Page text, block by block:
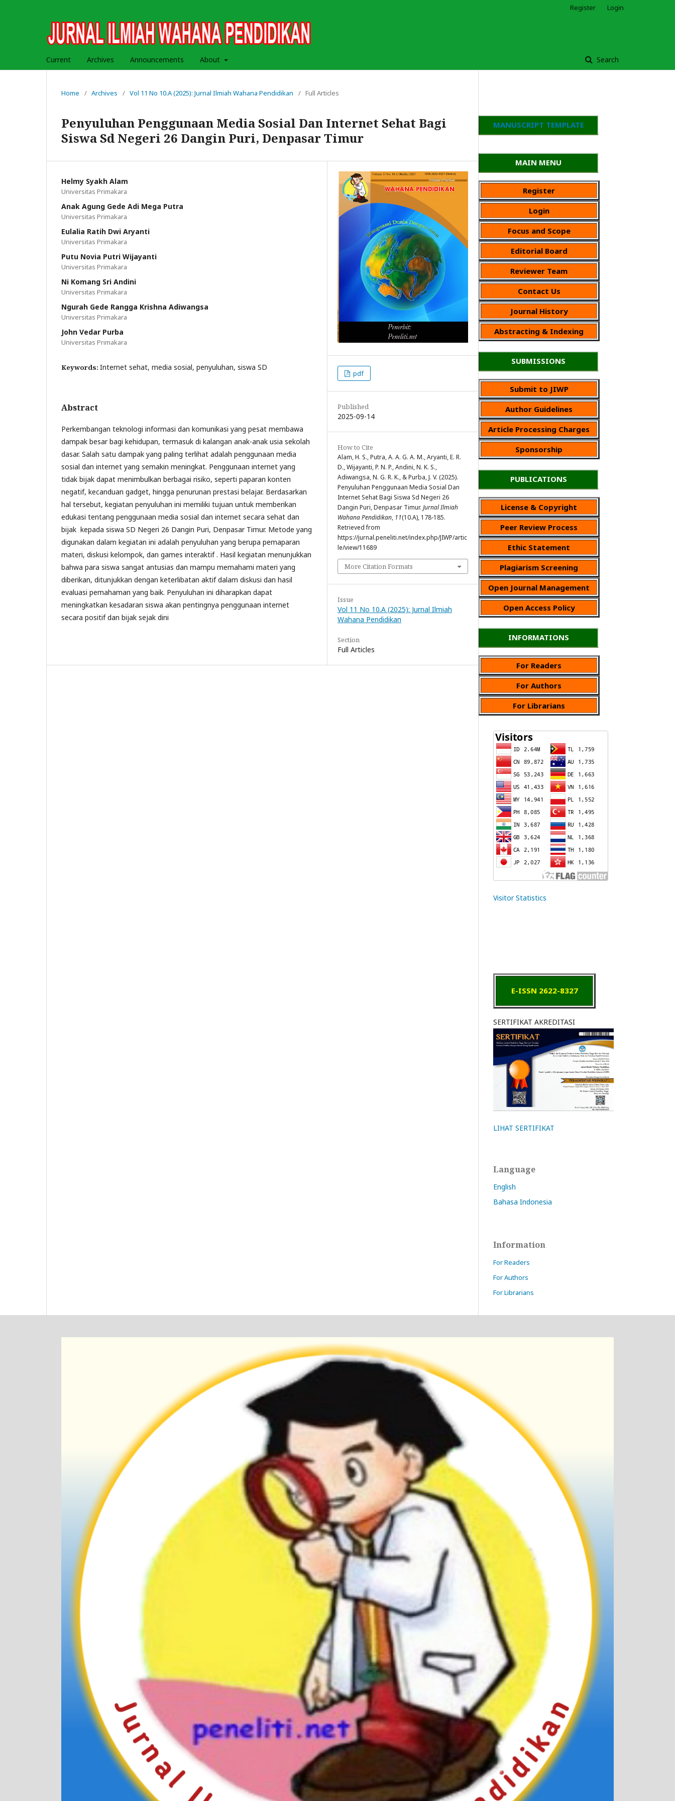
Current Archives Announcements About Search
Register Login
Home / Archives / Vol 11 No 10.A (2025): Jurnal Ilmiah Wahana Pendidikan / Full Articles
Penyuluhan Penggunaan Media Sosial Dan Internet Sehat Bagi
Siswa Sd Negeri 26 Dangin Puri, Denpasar Timur
Helmy Syakh Alam
Universitas Primakara
Anak Agung Gede Adi Mega Putra
Universitas Primakara
Eulalia Ratih Dwi Aryanti
Universitas Primakara
Putu Novia Putri Wijayanti
Universitas Primakara
Ni Komang Sri Andini
Universitas Primakara
Ngurah Gede Rangga Krishna Adiwangsa
Universitas Primakara
John Vedar Purba
Universitas Primakara
Keywords: Internet sehat, media sosial, penyuluhan, siswa SD
Abstract
Perkembangan teknologi informasi dan komunikasi yang pesat membawa
dampak besar bagi kehidupan, termasuk di kalangan anak-anak usia sekolah
dasar. Salah satu dampak yang paling terlihat adalah penggunaan media
sosial dan internet yang semakin meningkat. Penggunaan internet yang
tidak bijak dapat menimbulkan berbagai risiko, seperti paparan konten
negatif, kecanduan gadget, hingga penurunan prestasi belajar. Berdasarkan
hal tersebut, kegiatan penyuluhan ini memiliki tujuan untuk memberikan
edukasi tentang penggunaan media sosial dan internet secara sehat dan
bijak kepada siswa SD Negeri 26 Dangin Puri, Denpasar Timur. Metode yang
digunakan dalam kegiatan ini adalah penyuluhan yang berupa pemaparan
materi, diskusi kelompok, dan games interaktif . Hasil kegiatan menunjukkan
bahwa para siswa sangat antusias dan mampu memahami materi yang
diberikan, ditunjukkan dengan keterlibatan aktif dalam diskusi dan hasil
evaluasi pemahaman yang baik. Penyuluhan ini diharapkan dapat
meningkatkan kesadaran siswa akan pentingnya penggunaan internet
secara positif dan bijak sejak dini
pdf
Published
2025-09-14
How to Cite
Alam, H. S., Putra, A. A. G. A. M., Aryanti, E. R.
D., Wijayanti, P. N. P., Andini, N. K. S.,
Adiwangsa, N. G. R. K., & Purba, J. V. (2025).
Penyuluhan Penggunaan Media Sosial Dan
Internet Sehat Bagi Siswa Sd Negeri 26
Dangin Puri, Denpasar Timur. Jurnal Ilmiah
Wahana Pendidikan, 11(10.A), 178-185.
Retrieved from
https://jurnal.peneliti.net/index.php/JIWP/artic
le/view/11689
More Citation Formats
Issue
Vol 11 No 10.A (2025): Jurnal Ilmiah
Wahana Pendidikan
Section
Full Articles
MANUSCRIPT TEMPLATE
MAIN MENU
Register
Login
Focus and Scope
Editorial Board
Reviewer Team
Contact Us
Journal History
Abstracting & Indexing
SUBMISSIONS
Submit to JIWP
Author Guidelines
Article Processing Charges
Sponsorship
PUBLICATIONS
License & Copyright
Peer Review Process
Ethic Statement
Plagiarism Screening
Open Journal Management
Open Access Policy
INFORMATIONS
For Readers
For Authors
For Librarians
Visitor Statistics
E-ISSN 2622-8327
SERTIFIKAT AKREDITASI
LIHAT SERTIFIKAT
Language
English
Bahasa Indonesia
Information
For Readers
For Authors
For Librarians